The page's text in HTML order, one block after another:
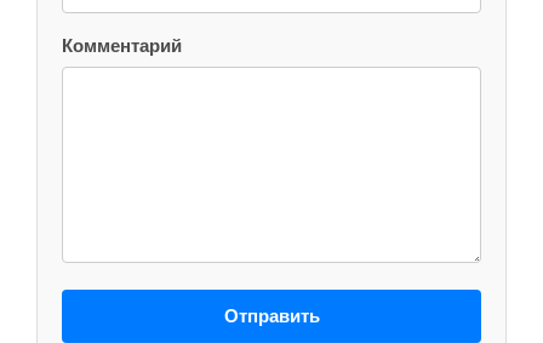
Комментарий
Отправить